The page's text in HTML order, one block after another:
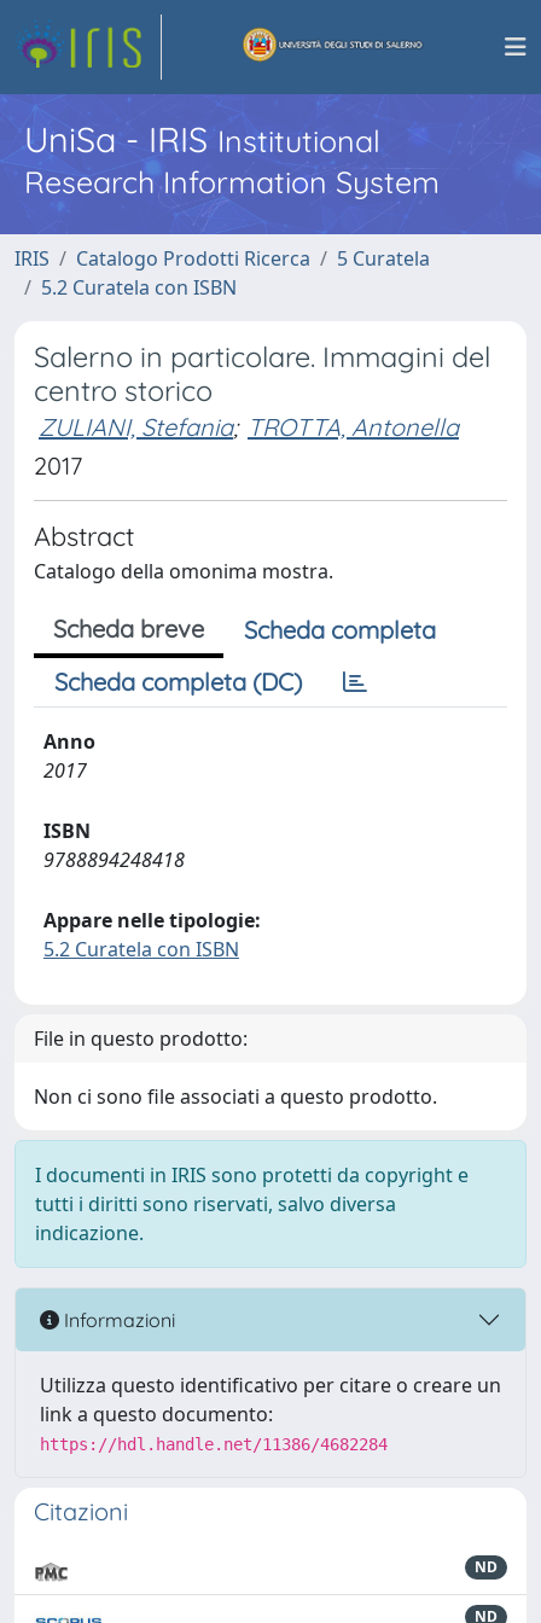
UniSa - IRISInstitutional
Research Information System
IRIS Catalogo Prodotti Ricerca
5 Curatela
5.2 Curatela con ISBN
Salerno in particolare. Immagini del
centro storico
ZULIANI, Stefania; TROTTA, Antonella
2017
Abstract
Catalogo della omonima mostra.
Scheda breve
Scheda completa
Scheda completa (DC)
Anno
2017
ISBN
9788894248418
Appare nelle tipologie:
5.2 Curatela con ISBN
File in questo prodotto:
Non ci sono file associati a questo prodotto.
I documenti in IRIS sono protetti da copyright e
tutti i diritti sono riservati, salvo diversa
indicazione.
Informazioni
Utilizza questo identificativo per citare o creare un
link a questo documento:
https://hdl.handle.net/11386/4682284
Citazioni
ND
ND